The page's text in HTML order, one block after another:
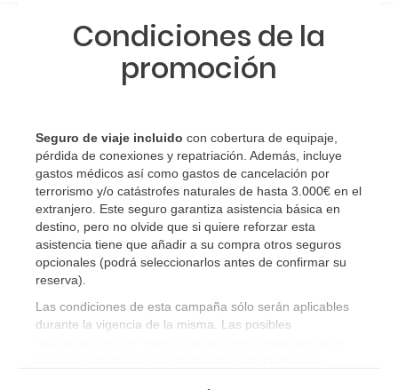
Condiciones de la
promoción
Seguro de viaje incluido con cobertura de equipaje,
pérdida de conexiones y repatriación. Además, incluye
gastos médicos así como gastos de cancelación por
terrorismo y/o catástrofes naturales de hasta 3.000€ en el
extranjero. Este seguro garantiza asistencia básica en
destino, pero no olvide que si quiere reforzar esta
asistencia tiene que añadir a su compra otros seguros
opcionales (podrá seleccionarlos antes de confirmar su
reserva)
Las condiciones de esta campaña sólo serán aplicables
durante la vigencia de la misma. Las posibles